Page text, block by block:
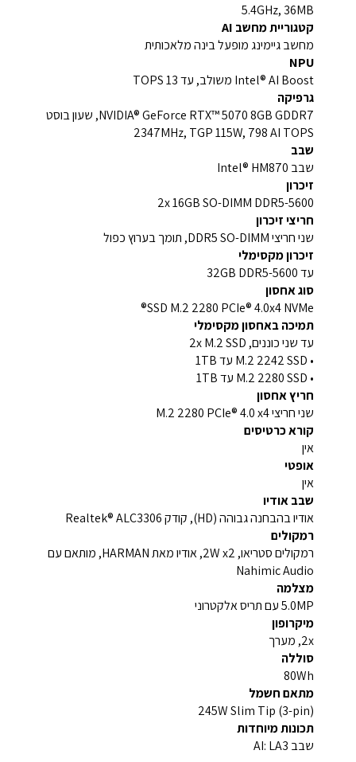
5.4GHz, 36MB
קטגוריית מחשב AI
מחשב גיימינג מופעל בינה מלאכותית
NPU
Intel® AI Boost משולב, עד 13 TOPS
גרפיקה
NVIDIA® GeForce RTX™ 5070 8GB GDDR7, שעון בוסט
2347MHz, TGP 115W, 798 AI TOPS
שבב
שבב Intel® HM870
זיכרון
2x 16GB SO-DIMM DDR5-5600
חריצי זיכרון
שני חריצי DDR5 SO-DIMM, תומך בערוץ כפול
זיכרון מקסימלי
עד 32GB DDR5-5600
סוג אחסון
SSD M.2 2280 PCIe® 4.0x4 NVMe®
תמיכה באחסון מקסימלי
עד שני כוננים, 2x M.2 SSD
• M.2 2242 SSD עד 1TB
• M.2 2280 SSD עד 1TB
חריץ אחסון
שני חריצי M.2 2280 PCIe® 4.0 x4
קורא כרטיסים
אין
אופטי
אין
שבב אודיו
אודיו בהבחנה גבוהה (HD), קודק Realtek® ALC3306
רמקולים
רמקולים סטריאו, 2W x2, אודיו מאת HARMAN, מותאם עם
Nahimic Audio
מצלמה
5.0MP עם תריס אלקטרוני
מיקרופון
2x, מערך
סוללה
80Wh
מתאם חשמל
245W Slim Tip (3-pin)
תכונות מיוחדות
שבב AI: LA3